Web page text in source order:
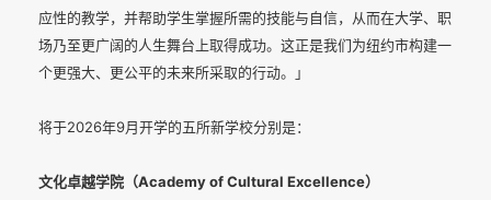
应性的教学，并帮助学生掌握所需的技能与自信，从而在大学、职
场乃至更广阔的人生舞台上取得成功。这正是我们为纽约市构建一
个更强大、更公平的未来所采取的行动。」
将于2026年9月开学的五所新学校分别是：
文化卓越学院（Academy of Cultural Excellence）